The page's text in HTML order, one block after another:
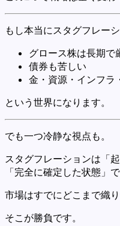
もし本当にスタグフレー
グロース株は長期で
債券も苦しい
金・資源・インフラ
という世界になります。
でも一つ冷静な視点も。
スタグフレーションは「
「完全に確定した状態」
市場はすでにどこまで織
そこが勝負です。